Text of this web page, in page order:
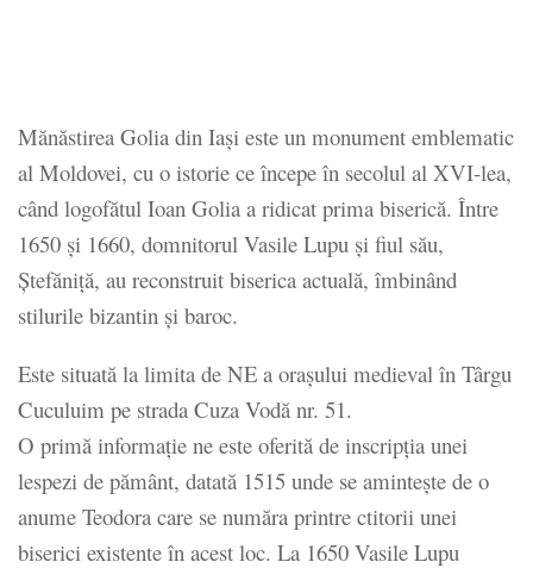
Mănăstirea Golia din Iași este un monument emblematic
al Moldovei, cu o istorie ce începe în secolul al XVI-lea,
când logofătul Ioan Golia a ridicat prima biserică. Între
1650 și 1660, domnitorul Vasile Lupu și fiul său,
Ștefăniță, au reconstruit biserica actuală, îmbinând
stilurile bizantin și baroc.
Este situată la limita de NE a orașului medieval în Târgu
Cuculuim pe strada Cuza Vodă nr. 51.
O primă informație ne este oferită de inscripția unei
lespezi de pământ, datată 1515 unde se amintește de o
anume Teodora care se număra printre ctitorii unei
biserici existente în acest loc. La 1650 Vasile Lupu